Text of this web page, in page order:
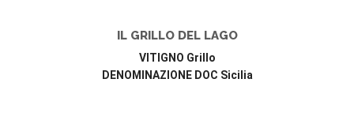
IL GRILLO DEL LAGO
VITIGNO Grillo
DENOMINAZIONE DOC Sicilia